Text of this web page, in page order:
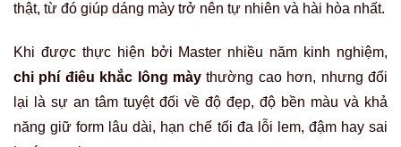
thật, từ đó giúp dáng mày trở nên tự nhiên và hài hòa nhất.
Khi được thực hiện bởi Master nhiều năm kinh nghiệm,
chi phí điêu khắc lông mày thường cao hơn, nhưng đổi
lại là sự an tâm tuyệt đối về độ đẹp, độ bền màu và khả
năng giữ form lâu dài, hạn chế tối đa lỗi lem, đậm hay sai